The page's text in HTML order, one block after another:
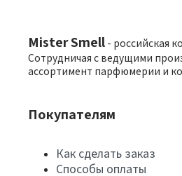
Mister Smell - российская
Сотрудничая с ведущими
ассортимент парфюмерии и
Покупателям
Как сделать заказ
Способы оплаты